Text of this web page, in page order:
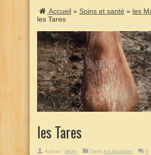
Accueil » Soins et santé » les
les Tares
les Tares
Auteur : Micky Dans les Maladies
0